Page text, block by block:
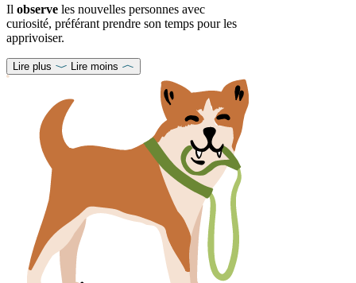
Il observe les nouvelles personnes avec
curiosité, préférant prendre son temps pour les
apprivoiser.
Lire plus Lire moins